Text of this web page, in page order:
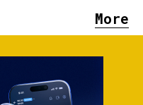
More